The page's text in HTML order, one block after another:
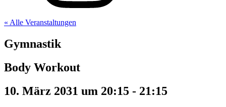
« Alle Veranstaltungen
Gymnastik
Body Workout
10. März 2031 um 20:15 - 21:15